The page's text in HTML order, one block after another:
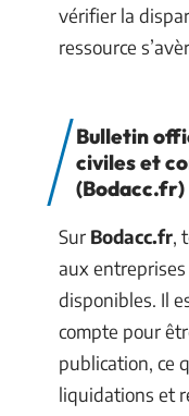
vérifier la
ressource
Bulletin
civiles et
(Bodacc.fr)
Sur Bodacc.fr,
aux
disponibles. Il
compte pour
publication, ce
liquidations et